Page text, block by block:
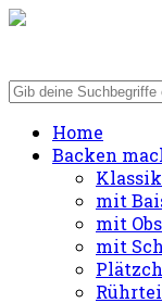
Home
Backen
mit
mit
mit